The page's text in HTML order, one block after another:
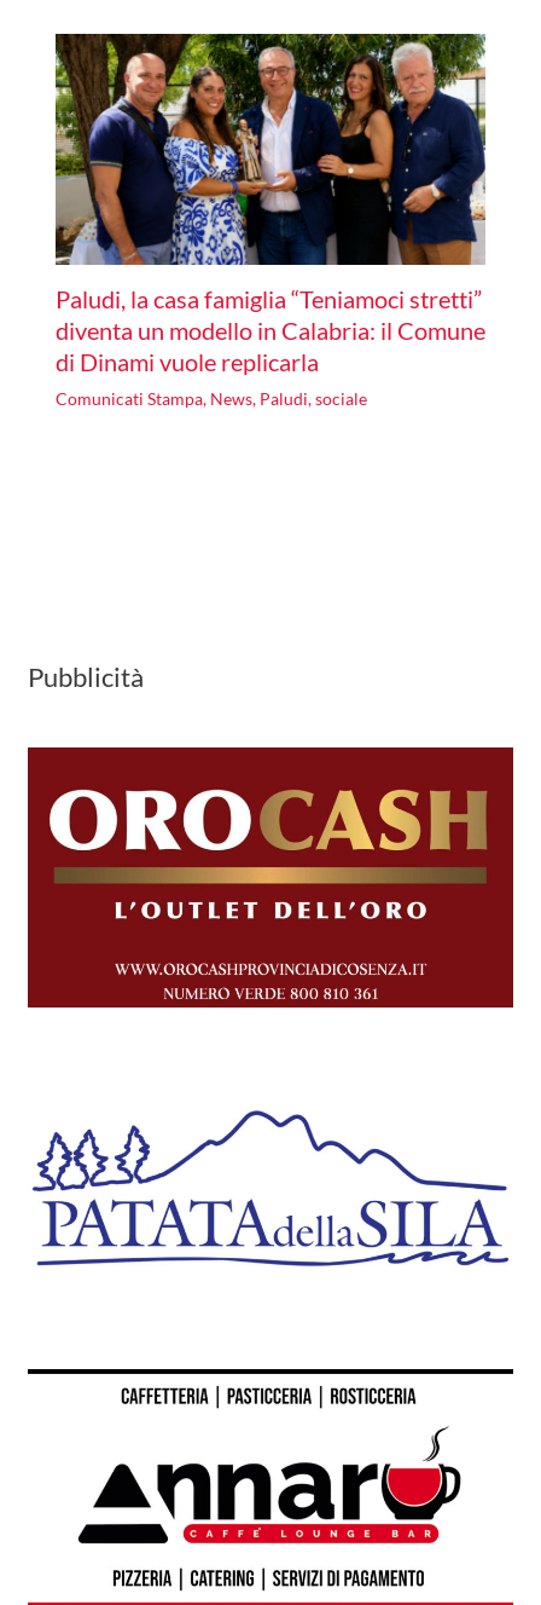
Paludi, la casa famiglia “Teniamoci stretti”
diventa un modello in Calabria: il Comune
di Dinami vuole replicarla
Comunicati Stampa, News, Paludi,sociale
Pubblicità